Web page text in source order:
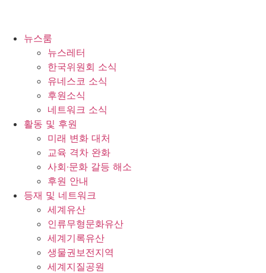
뉴스룸
뉴스레터
한국위원회 소식
유네스코 소식
후원소식
네트워크 소식
활동 및 후원
미래 변화 대처
교육 격차 완화
사회∙문화 갈등 해소
후원 안내
등재 및 네트워크
세계유산
인류무형문화유산
세계기록유산
생물권보전지역
세계지질공원